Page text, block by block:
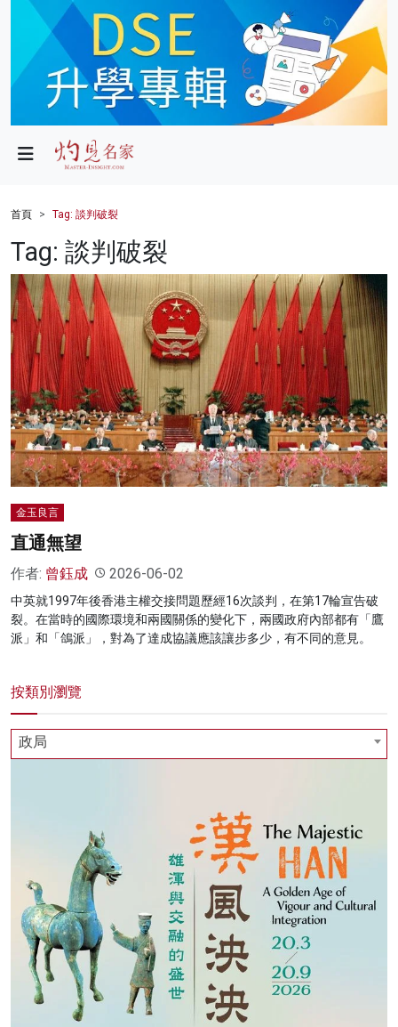
政局
財經
健康
商業
科技
影片
名家榜
灼見活動
首頁 Tag: 談判破裂
Tag: 談判破裂
金玉良言
直通無望
作者: 曾鈺成 2026-06-02
中英就1997年後香港主權交接問題歷經16次談判，在第17輪宣告破
裂。在當時的國際環境和兩國關係的變化下，兩國政府內部都有「鷹
派」和「鴿派」，對為了達成協議應該讓步多少，有不同的意見。
按類別瀏覽
政局